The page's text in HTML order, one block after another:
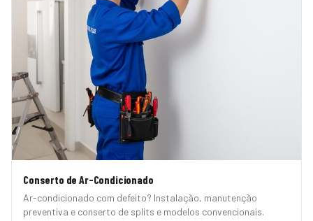
Conserto de Ar-Condicionado
Ar-condicionado com defeito? Instalação, manutenção
preventiva e conserto de splits e modelos convencionais.